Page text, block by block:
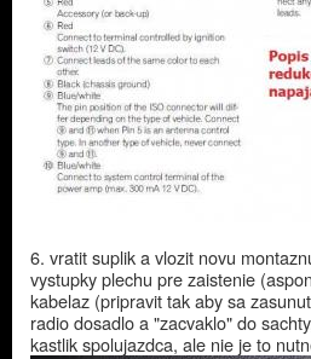
6. vratit suplik a vlozit novu
vystupky plechu pre zaistenie
kabelaz (pripravit tak aby sa
radio dosadlo a "zacvaklo" do
kastlik spolujazdca, ale nie je to